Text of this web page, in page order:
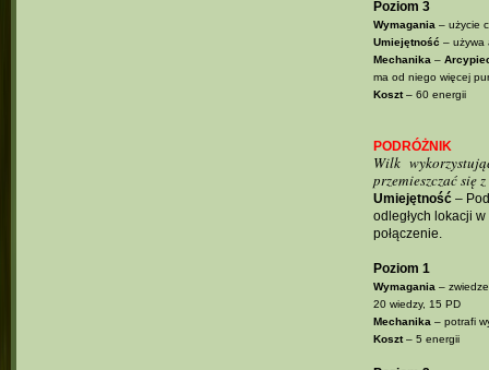
Poziom 3
Wymagania– użycie
Umiejętność – używa
Mechanika–
ma od niego więcej
Koszt– 60 energii
PODRÓŻNIK
Wilk
przemieszczać się
Umiejętność–
odległych lokacji
połączenie.
Poziom 1
Wymagania–
20 wiedzy, 15 PD
Mechanika– potrafi
Koszt– 5 energii